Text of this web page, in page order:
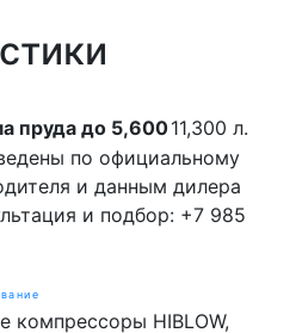
пруда до 5,60011,300 л.
по официальному
и данным дилера
и подбор: +7 985
компрессоры HIBLOW,